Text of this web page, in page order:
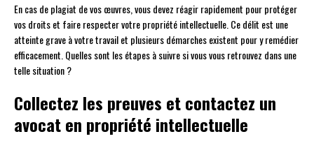
En cas de plagiat de vos œuvres, vous devez réagir rapidement pour protéger
vos droits et faire respecter votre propriété intellectuelle. Ce délit est une
atteinte grave à votre travail et plusieurs démarches existent pour y remédier
efficacement. Quelles sont les étapes à suivre si vous vous retrouvez dans une
telle situation ?
Collectez les preuves et contactez un
avocat en propriété intellectuelle